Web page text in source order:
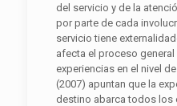
del servicio y de la
por parte de cada
servicio tiene
afecta el proceso
experiencias en el nivel
(2007) apuntan que la
destino abarca todos los